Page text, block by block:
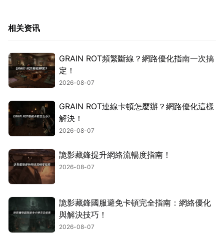
相关资讯
GRAIN ROT頻繁斷線？網路優化指南一次搞
定！
2026-08-07
GRAIN ROT連線卡頓怎麼辦？網路優化這樣
解決！
2026-08-07
詭影藏鋒提升網絡流暢度指南！
2026-08-07
詭影藏鋒國服避免卡頓完全指南：網絡優化
與解決技巧！
2026-08-07